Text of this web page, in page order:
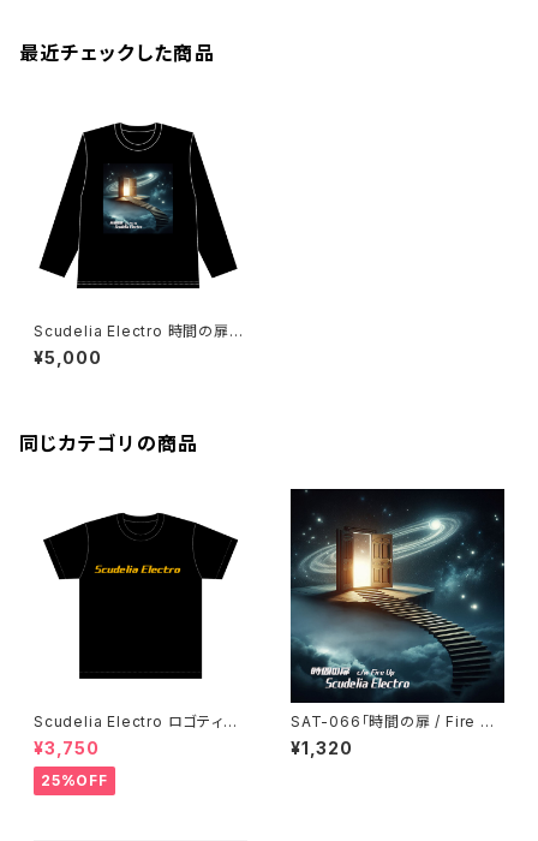
最近チェックした商品
Scudelia Electro 時間の扉T
シャツ・長袖・ブラック
¥5,000
同じカテゴリの商品
Scudelia Electro ロゴティー
シャツ・半袖
¥3,750
25%OFF
SAT-066「時間の扉 / Fire U
p」Scudelia Electro・通常盤
¥1,320